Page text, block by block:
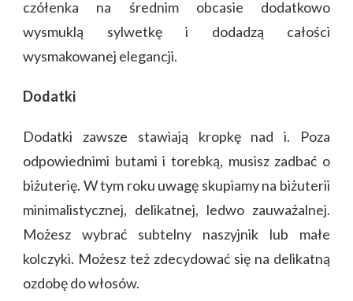
czółenka na średnim obcasie dodatkowo
wysmuklą sylwetkę i dodadzą całości
wysmakowanej elegancji.
Dodatki
Dodatki zawsze stawiają kropkę nad i. Poza
odpowiednimi butami i torebką, musisz zadbać o
biżuterię. W tym roku uwagę skupiamy na biżuterii
minimalistycznej, delikatnej, ledwo zauważalnej.
Możesz wybrać subtelny naszyjnik lub małe
kolczyki. Możesz też zdecydować się na delikatną
ozdobę do włosów.